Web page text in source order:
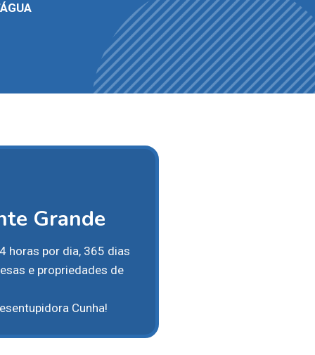
Grande
horas por dia, 365 dias
e propriedades de
Cunha!